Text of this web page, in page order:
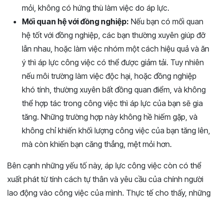
mỏi, không có hứng thù làm việc do áp lực.
Mối quan hệ với đồng nghiệp: Nếu bạn có mối quan
hệ tốt với đồng nghiệp, các bạn thường xuyên giúp đỡ
lẫn nhau, hoặc làm việc nhóm một cách hiệu quả và ăn
ý thì áp lực công việc có thể được giảm tải. Tuy nhiên
nếu môi trường làm việc độc hại, hoặc đồng nghiệp
khó tính, thường xuyên bất đồng quan điểm, và không
thể hợp tác trong công việc thì áp lực của bạn sẽ gia
tăng. Những trường hợp này không hề hiếm gặp, và
không chỉ khiến khối lượng công việc của bạn tăng lên,
mà còn khiến bạn căng thẳng, mệt mỏi hơn.
Bên cạnh những yếu tố này, áp lực công việc còn có thể
xuất phát từ tính cách tự thân và yêu cầu của chính người
lao động vào công việc của mình. Thực tế cho thấy, những